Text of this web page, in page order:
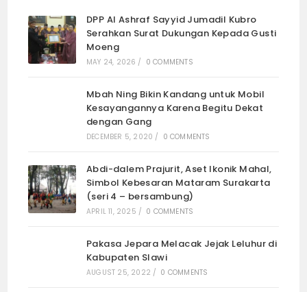
DPP Al Ashraf Sayyid Jumadil Kubro
Serahkan Surat Dukungan Kepada Gusti
Moeng
MAY 24, 2026 / 0 COMMENTS
Mbah Ning Bikin Kandang untuk Mobil
Kesayangannya Karena Begitu Dekat
dengan Gang
DECEMBER 5, 2020 / 0 COMMENTS
Abdi-dalem Prajurit, Aset Ikonik Mahal,
Simbol Kebesaran Mataram Surakarta
(seri 4 – bersambung)
APRIL 11, 2025 / 0 COMMENTS
Pakasa Jepara Melacak Jejak Leluhur di
Kabupaten Slawi
AUGUST 25, 2022 / 0 COMMENTS